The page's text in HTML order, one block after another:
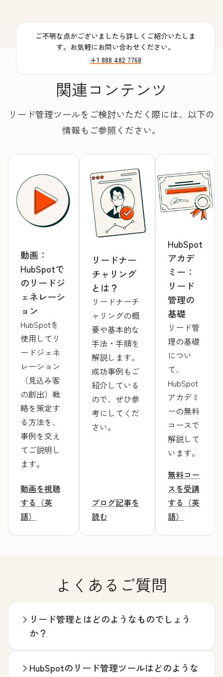
ご不明な点がございましたら詳しくご紹介いたしま
す。お気軽にお問い合わせください。
+1 888 482 7768
関連コンテンツ
リード管理ツールをご検討いただく際には、以下の
情報もご参照ください。
動画：
HubSpotで
のリードジ
ェネレーシ
ョン
HubSpotを
使用してリ
ードジェネ
レーション
（見込み客
の創出）戦
略を策定す
る方法を、
事例を交え
てご説明し
ます。
動画を視聴
する（英
語）
リードナー
チャリング
とは？
リードナーチ
ャリングの概
要や基本的な
手法・手順を
解説します。
成功事例もご
紹介している
ので、ぜひ参
考にしてくだ
さい。
ブログ記事を
読む
HubSpot
アカデ
ミー：
リード
管理の
基礎
リード管
理の基礎
につい
て、
HubSpot
アカデミ
ーの無料
コースで
解説して
います。
無料コー
スを受講
する（英
語）
よくあるご質問
リード管理とはどのようなものでしょう
か？
HubSpotのリード管理ツールはどのような